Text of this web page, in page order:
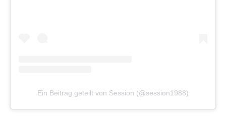
Ein Beitrag geteilt von Session (@session1988)